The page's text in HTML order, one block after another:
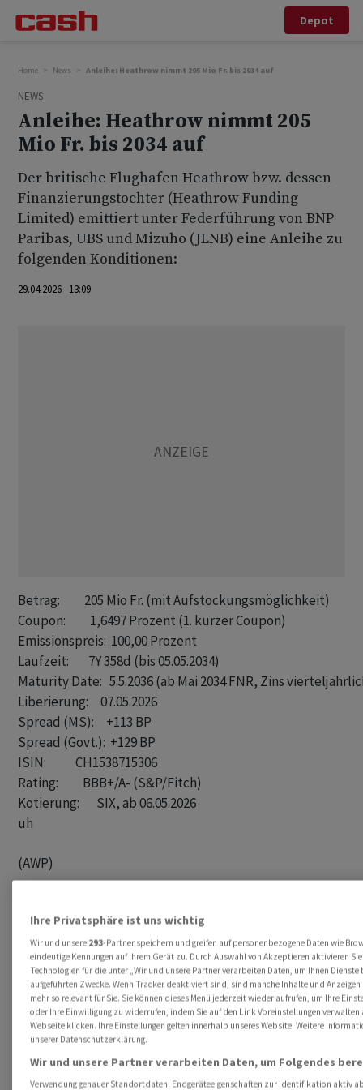
Depot
Home News Anleihe: Heathrow nimmt 205 Mio Fr. bis 2034 auf
NEWS
Anleihe: Heathrow nimmt 205
Mio Fr. bis 2034 auf
Der britische Flughafen Heathrow bzw. dessen
Finanzierungstochter (Heathrow Funding
Limited) emittiert unter Federführung von BNP
Paribas, UBS und Mizuho (JLNB) eine Anleihe zu
folgenden Konditionen:
29.04.2026 13:09
Betrag:          205 Mio Fr. (mit Aufstockungsmöglichkeit)
Coupon:          1,6497 Prozent (1. kurzer Coupon)
Emissionspreis:  100,00 Prozent
Laufzeit:        7Y 358d (bis 05.05.2034)
Maturity Date:   5.5.2036 (ab Mai 2034 FNR, Zins
Liberierung:     07.05.2026
Spread (MS):     +113 BP
Spread (Govt.):  +129 BP
ISIN:            CH1538715306
Rating:          BBB+/A- (S&P/Fitch)
uh
(AWP)
Ihre Privatsphäre ist uns wichtig
Wir und unsere 293-Partner speichern und greifen auf personenbezogene Daten wie
eindeutige Kennungen auf Ihrem Gerät zu. Durch Auswahl von Akzeptieren aktivieren
Technologien für die unter „Wir und unsere Partner verarbeiten Daten, um Ihnen
aufgeführten Zwecke. Wenn Tracker deaktiviert sind, sind manche Inhalte und
mehr so relevant für Sie. Sie können dieses Menü jederzeit wieder aufrufen, um Ihre
oder Ihre Einwilligung zu widerrufen, indem Sie auf den Link Voreinstellungen verwalten
Webseite klicken. Ihre Einstellungen gelten innerhalb unseres Website. Weitere
unserer Datenschutzerklärung.
Wir und unsere Partner verarbeiten Daten, um Folgendes
Verwendung genauer Standortdaten. Endgeräteeigenschaften zur Identifikation aktiv